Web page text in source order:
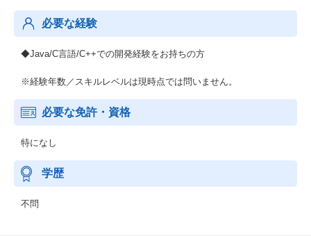
必要な経験
◆Java/C言語/C++での開発経験をお持ちの方
※経験年数／スキルレベルは現時点では問いません。
必要な免許・資格
特になし
学歴
不問